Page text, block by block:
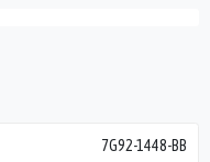
7G92-1448-BB